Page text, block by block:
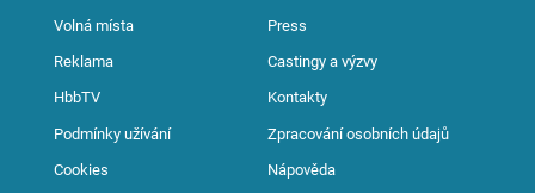
Volná místa Press
Reklama Castingy a výzvy
HbbTV Kontakty
Podmínky užívání Zpracování osobních údajů
Cookies Nápověda